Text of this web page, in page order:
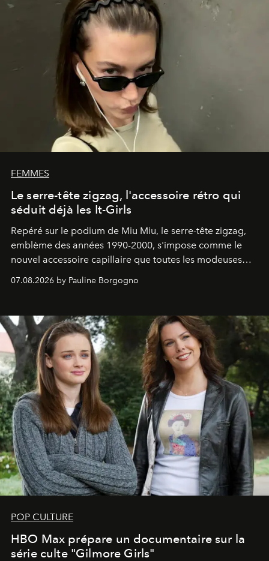
FEMMES
Le serre-tête zigzag, l'accessoire rétro qui
séduit déjà les It-Girls
Repéré sur le podium de Miu Miu, le serre-tête zigzag,
emblème des années 1990-2000, s'impose comme le
nouvel accessoire capillaire que toutes les modeuses
07.08.2026 by Pauline Borgogno
POP CULTURE
HBO Max prépare un documentaire sur la
série culte "Gilmore Girls"